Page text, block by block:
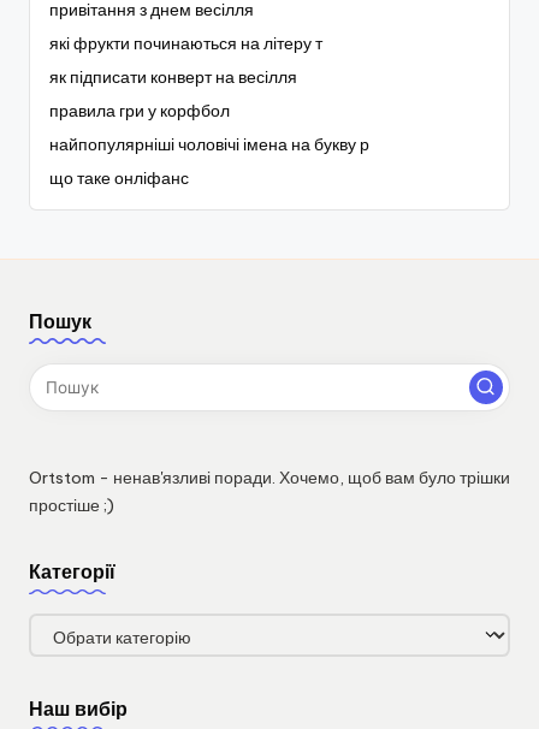
привітання з днем весілля
які фрукти починаються на літеру т
як підписати конверт на весілля
правила гри у корфбол
найпопулярніші чоловічі імена на букву р
що таке онліфанс
Пошук
Ortstom - ненав'язливі поради. Хочемо, щоб вам було трішки
простіше ;)
Категорії
Категорії
Наш вибір